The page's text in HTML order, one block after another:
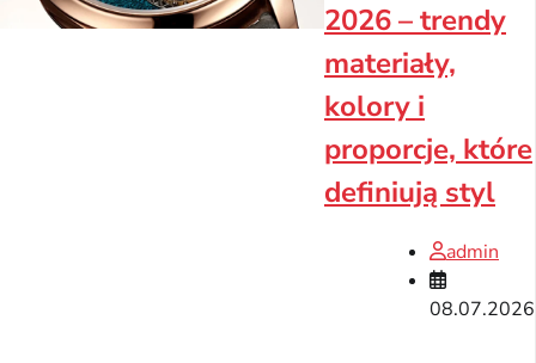
2026 – trendy
materiały,
kolory i
proporcje, które
definiują styl
admin
08.07.2026